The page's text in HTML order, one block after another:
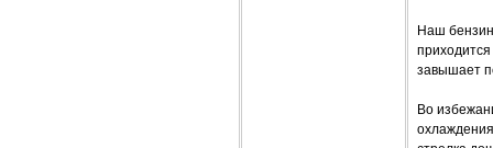
Наш
завышает
Во